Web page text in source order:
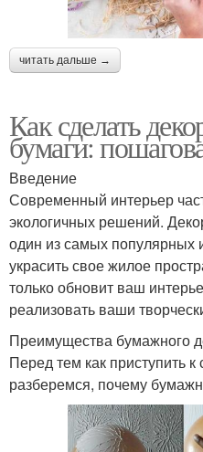
читать дальше →
Как сделать
бумаги:
Введение
Современный интерьер
экологичных решений.
один из самых популярных
украсить свое жилое
только обновит ваш
реализовать ваши
Преимущества бумажного
Перед тем как приступить
разберемся, почему